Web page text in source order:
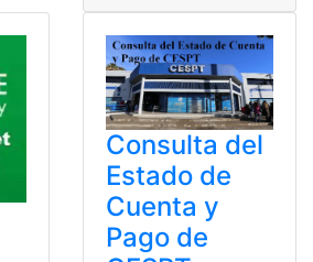
Consulta del
Estado de
Cuenta y
Pago de